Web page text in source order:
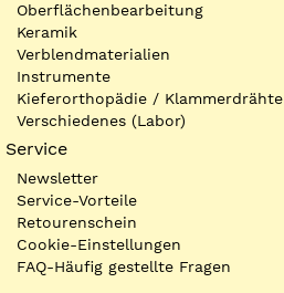
Oberflächenbearbeitung
Keramik
Verblendmaterialien
Instrumente
Kieferorthopädie / Klammerdrähte
Verschiedenes (Labor)
Service
Newsletter
Service-Vorteile
Retourenschein
Cookie-Einstellungen
FAQ-Häufig gestellte Fragen